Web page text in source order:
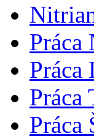
Práca
Práca
Práca
Práca